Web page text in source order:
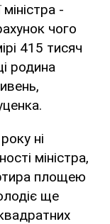
-
чого
415 тисяч
родина
ні
міністра,
площею
ще